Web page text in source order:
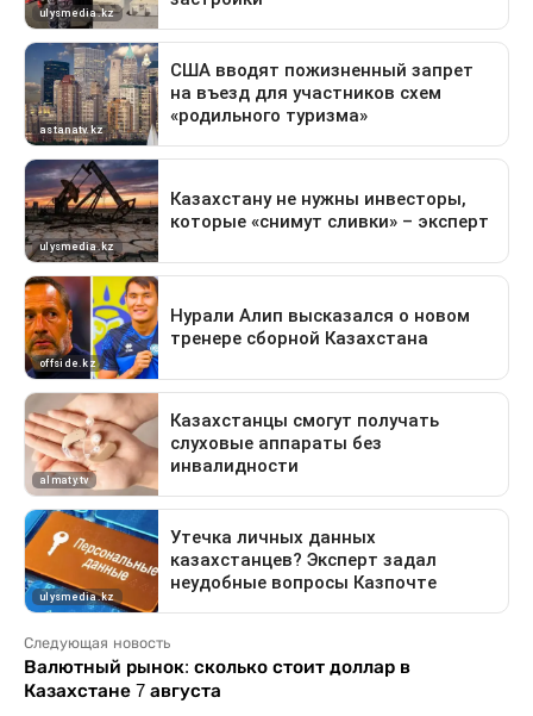
Следующая новость
Валютный рынок: сколько стоит доллар в
Казахстане 7 августа